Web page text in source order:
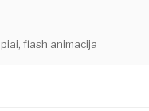
flash animacija